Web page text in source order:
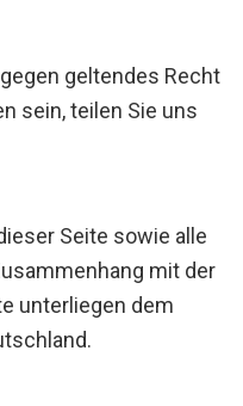
geltendes Recht
sein, teilen Sie uns
Seite sowie alle
mit der
unterliegen dem